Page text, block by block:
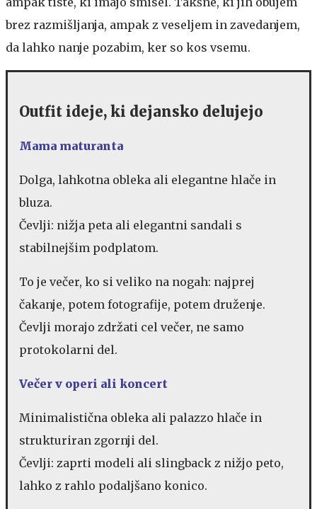
brez razmišljanja, ampak z veseljem in zavedanjem,
da lahko nanje pozabim, ker so kos vsemu.
Outfit ideje, ki dejansko delujejo
Mama maturanta
Dolga, lahkotna obleka ali elegantne hlače in
bluza.
Čevlji: nižja peta ali elegantni sandali s
stabilnejšim podplatom.
To je večer, ko si veliko na nogah: najprej
čakanje, potem fotografije, potem druženje.
Čevlji morajo zdržati cel večer, ne samo
protokolarni del.
Večer v operi ali koncert
Minimalistična obleka ali palazzo hlače in
strukturiran zgornji del.
Čevlji: zaprti modeli ali slingback z nižjo peto,
lahko z rahlo podaljšano konico.